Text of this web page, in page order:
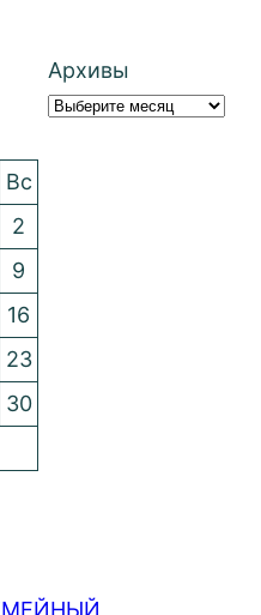
Архивы
Вс
2
9
16
23
30